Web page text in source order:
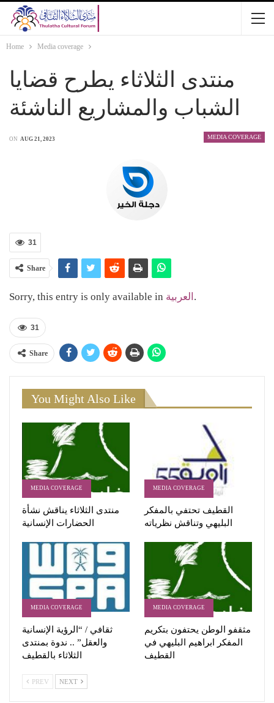
Home Media coverage
منتدى الثلاثاء يطرح قضايا
الشباب والمشاريع الناشئة
MEDIA COVERAGE
ON AUG 21, 2023
31
Share
Sorry, this entry is only available in العربية .
31
Share
You Might Also Like
MEDIA COVERAGE
منتدى الثلاثاء يناقش نشأة
الحضارات الإنسانية
MEDIA COVERAGE
القطيف تحتفي بالمفكر
البليهي وتناقش نظرياته
MEDIA COVERAGE
ثقافي / “الرؤية الإنسانية
والعقل” .. ندوة بمنتدى
الثلاثاء بالقطيف
MEDIA COVERAGE
مثقفو الوطن يحتفون بتكريم
المفكر ابراهيم البليهي في
القطيف
PREV NEXT